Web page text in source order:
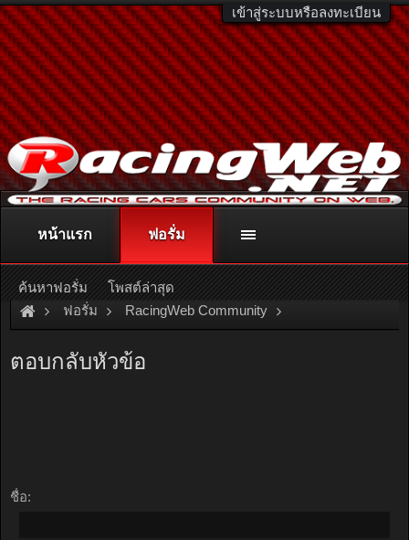
เข้าสู่ระบบหรือลงทะเบียน
ติดต่อลงโฆษณา racingweb@gmail.comหรือโทร. 081-811-1138
หรืออ่านรายละเอียดเพิ่มเติม คลิกที่นี่
ฟอรั่ม RacingWeb Community
ตอบกลับหัวข้อ
ชื่อ:
หน้าแรก ฟอรั่ม
ค้นหาฟอรั่ม โพสต์ล่าสุด